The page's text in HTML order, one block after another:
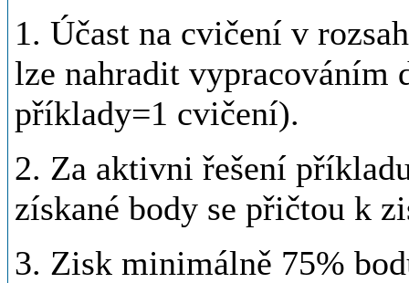
1. Účast na cvičení v
lze nahradit vypracováním
příklady=1 cvičení).
2. Za aktivni řešení
získané body se přičtou k
3. Zisk minimálně 75%